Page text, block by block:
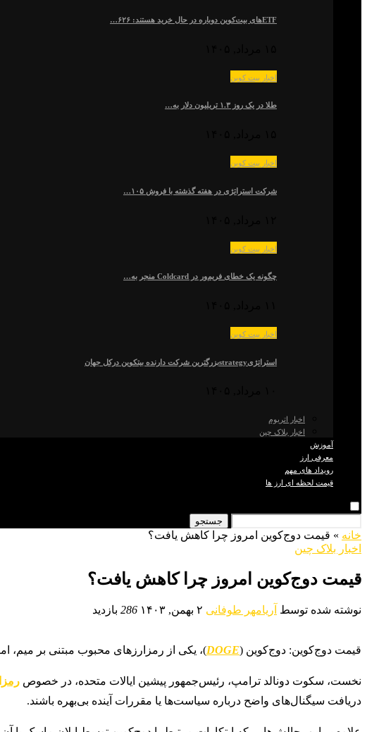
ETFهای بیت‌کوین دوباره در حال خرید هستند: ۶۲۶…
اخبار بیت کوین
طلا در یک روز ۱.۳ تریلیون دلار به…
اخبار بیت کوین
شرکت استراتژی در هفته گذشته با فروش ۱۰۵…
اخبار بیت کوین
چگونه یک خطای فریم‌ور در Coldcard منجر به…
اخبار بیت کوین
استراتژیstrategyبزرگترین شرکت دارنده بیتکوین درکل جهان
اخبار اتریوم
اخبار بلاک چین
آموزش
معرفی ارز
رویداد های مهم
قیمت لحظه ای ارز ها
جستجو
خانه » قیمت دوج‌کوین امروز چرا کاهش یافت؟
اخبار بلاک چین
قیمت دوج‌کوین امروز چرا کاهش یافت؟
نوشته شده توسط آریامهر طوفانی ۲ بهمن, ۱۴۰۳ 286 بازدید
قیمت دوج‌کوین: دوج‌کوین (DOGE)، یکی از رمزارزهای محبوب مبتنی بر میم،
نخست، سکوت دونالد ترامپ، رئیس‌جمهور پیشین ایالات متحده، در خصوص
دریافت سیگنال‌های واضح درباره سیاست‌ها یا مقررات آینده بی‌بهره باشند.